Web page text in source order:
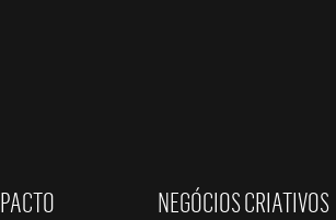
NEGÓCIOS CRIATIVOS